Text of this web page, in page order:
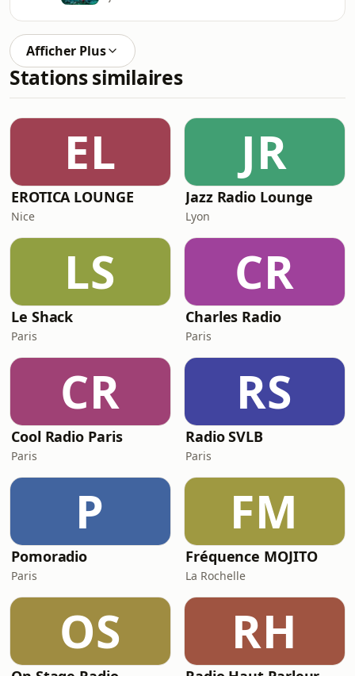
Afficher Plus
Stations similaires
EL
EROTICA LOUNGE
Nice
JR
Jazz Radio Lounge
Lyon
LS
Le Shack
Paris
CR
Charles Radio
Paris
CR
Cool Radio Paris
Paris
RS
Radio SVLB
Paris
P
Pomoradio
Paris
FM
Fréquence MOJITO
La Rochelle
OS RH